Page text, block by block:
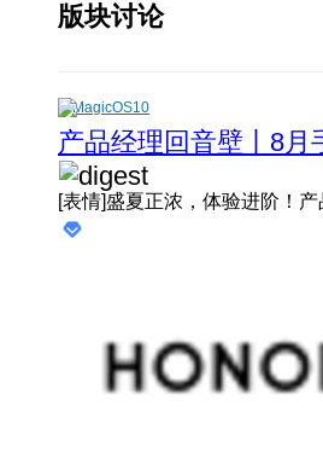
版块讨论
MagicOS10
产品经理回音壁丨8月